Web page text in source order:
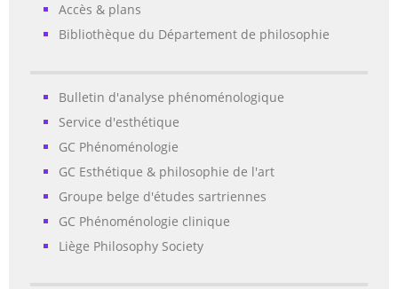
Accès & plans
Bibliothèque du Département de philosophie
Bulletin d'analyse phénoménologique
Service d'esthétique
GC Phénoménologie
GC Esthétique & philosophie de l'art
Groupe belge d'études sartriennes
GC Phénoménologie clinique
Liège Philosophy Society